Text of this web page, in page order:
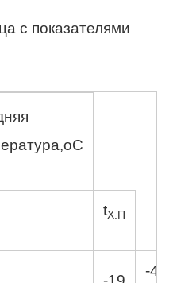
с показателями
tХ.П
-4,7